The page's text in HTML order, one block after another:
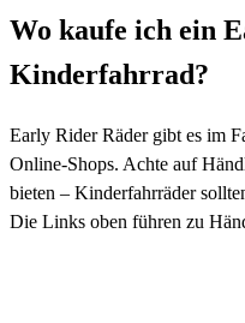
Wo kaufe ich ein
Kinderfahrrad?
Early Rider Räder gibt es im
Online-Shops. Achte auf
bieten – Kinderfahrräder
Die Links oben führen zu